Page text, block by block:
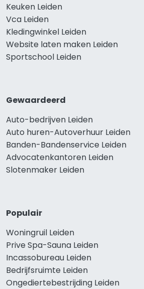
Keuken Leiden
Vca Leiden
Kledingwinkel Leiden
Website laten maken Leiden
Sportschool Leiden
Gewaardeerd
Auto-bedrijven Leiden
Auto huren-Autoverhuur Leiden
Banden-Bandenservice Leiden
Advocatenkantoren Leiden
Slotenmaker Leiden
Populair
Woningruil Leiden
Prive Spa-Sauna Leiden
Incassobureau Leiden
Bedrijfsruimte Leiden
Ongediertebestrijding Leiden